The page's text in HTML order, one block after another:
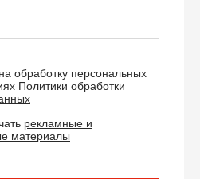
обработку персональных
Политики обработки
рекламные и
материалы